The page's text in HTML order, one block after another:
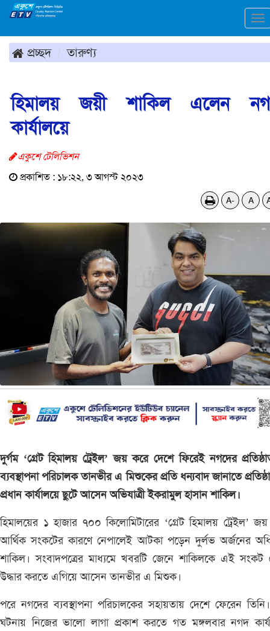
প্রচ্ছদ তারুণ্য
হিমালয় জয়ী শাকিল এলেন
কার্যালয়ে
একুশে টেলিভিশন
প্রকাশিত : ১৮:২২, ৩ আগস্ট ২০২৩
A- A
দুর্গম ‘গ্রেট হিমালয় ট্রেইল’ জয় করে দেশে ফিরেই নগদের
ব্যবস্থাপনা পরিচালক তানভীর এ মিশুকের প্রতি ধন্যবাদ জানাতে
প্রধান কার্যালয়ে ছুটে আসেন অভিযাত্রী ইকরামুল হাসান শাকিল।
হিমালয়ের ১ হাজার ৭০০ কিলোমিটারের ‘গ্রেট হিমালয় ট্রেইল’
আর্থিক সংকটের কারণে নেপালেই আটকা পড়েন দুর্লভ অর্জনের
শাকিল। সংবাদপত্রের মাধ্যমে খবরটি জেনে শাকিলকে এই সংকট
উদ্ধার করতে এগিয়ে আসেন তানভীর এ মিশুক।
পরে নগদের ব্যবস্থাপনা পরিচালকের সহায়তায় দেশে ফেরেন
ঘটনায় নিজের ভালো লাগা প্রকাশ করতে গত মঙ্গলবার নগদ